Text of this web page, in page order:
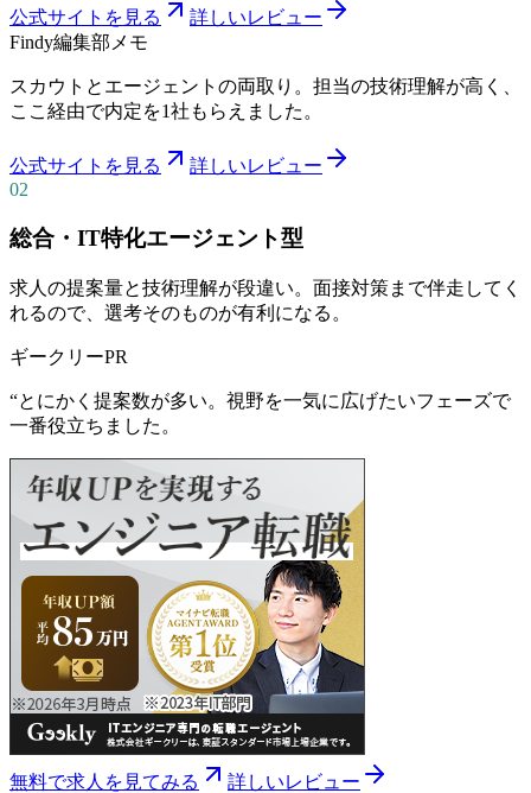
公式サイトを見る
詳しいレビュー
Findy編集部メモ
スカウトとエージェントの両取り。担当の技術理解が高く、
ここ経由で内定を1社もらえました。
公式サイトを見る
詳しいレビュー
02
総合・IT特化エージェント型
求人の提案量と技術理解が段違い。面接対策まで伴走してく
れるので、選考そのものが有利になる。
ギークリーPR
“とにかく提案数が多い。視野を一気に広げたいフェーズで
一番役立ちました。
無料で求人を見てみる 詳しいレビュー